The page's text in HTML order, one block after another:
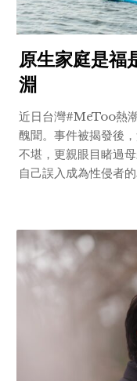
原生家庭是福
淵
近日台灣#MeToo熱
醜聞。事件被揭發後
不堪，更親眼目睹過
自己誤入成為性侵者